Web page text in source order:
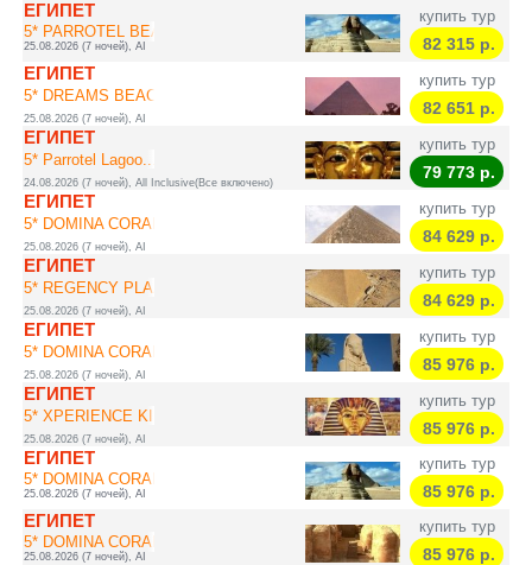
ЕГИПЕТ
5* PARROTEL BEACH...
25.08.2026 (7 ночей), AI
купить тур
82 315 р.
ЕГИПЕТ
5* DREAMS BEACH R...
25.08.2026 (7 ночей), AI
купить тур
82 651 р.
ЕГИПЕТ
5* Parrotel Lagoo...
24.08.2026 (7 ночей), All Inclusive(Все включено)
купить тур
79 773 р.
ЕГИПЕТ
5* DOMINA CORAL B...
25.08.2026 (7 ночей), AI
купить тур
84 629 р.
ЕГИПЕТ
5* REGENCY PLAZA ...
25.08.2026 (7 ночей), AI
купить тур
84 629 р.
ЕГИПЕТ
5* DOMINA CORAL B...
25.08.2026 (7 ночей), AI
купить тур
85 976 р.
ЕГИПЕТ
5* XPERIENCE KIRO...
25.08.2026 (7 ночей), AI
купить тур
85 976 р.
ЕГИПЕТ
5* DOMINA CORAL B...
25.08.2026 (7 ночей), AI
купить тур
85 976 р.
ЕГИПЕТ
5* DOMINA CORAL B...
25.08.2026 (7 ночей), AI
купить тур
85 976 р.